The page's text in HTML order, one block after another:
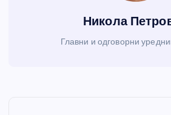
Никола
Главни и одговорни